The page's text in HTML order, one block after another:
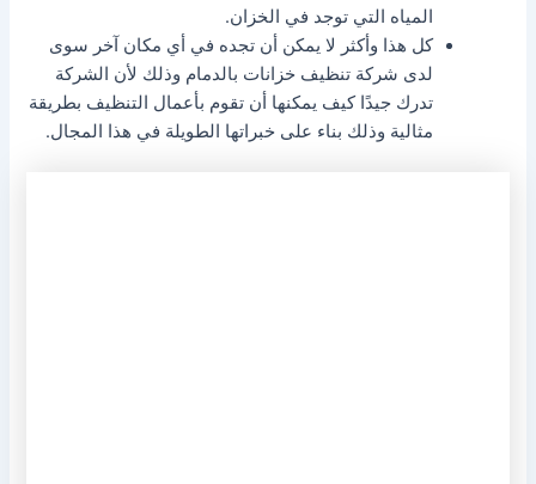
المياه التي توجد في الخزان.
كل هذا وأكثر لا يمكن أن تجده في أي مكان آخر سوى
لدى شركة تنظيف خزانات بالدمام وذلك لأن الشركة
تدرك جيدًا كيف يمكنها أن تقوم بأعمال التنظيف بطريقة
مثالية وذلك بناء على خبراتها الطويلة في هذا المجال.